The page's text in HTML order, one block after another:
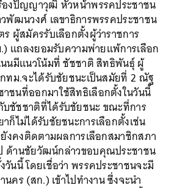
งปัญญาวุฒิ หัวหน้าพรรคประชาชน
พัฒนวงศ์ เลขาธิการพรรคประชาชน
ผู้สมัครรับเลือกตั้งผู้ว่าราชการ
แถลงยอมรับความพ่ายแพ้การเลือก
นมีแนวโน้มที่ ชัชชาติ สิทธิพันธุ์ ผู้
ทม.จะได้รับชัยชนะเป็นสมัยที่ 2 ณัฐ
ชนที่ออกมาใช้สิทธิเลือกตั้งในวันนี้
ชัชชาติที่ได้รับชัยชนะ ขณะที่การ
ก็ไม่ได้รับชัยชนะการเลือกตั้งเช่น
งคงติดตามผลการเลือกสมาชิกสภา
ด้านชัยวัฒน์กล่าวขอบคุณประชาชน
นนี้ โดยเชื่อว่า พรรคประชาชนจะมี
คร (สก.) เข้าไปทำงาน ซึ่งจะนำ